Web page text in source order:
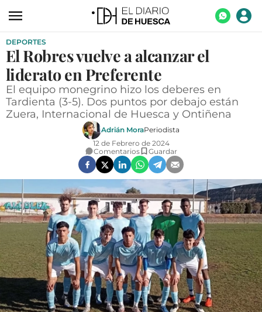
ACTUALIDAD
ECONOMÍA
TECNOLOGÍA
TURISMO
AGROALIMENTACIÓN
SOCIEDAD
OPINIÓN
GALERÍAS
VÍDEOS
CONTACTAR
FIESTAS EN EL ALTO ARAGÓN
DEPORTES
El Robres vuelve a alcanzar el
liderato en Preferente
El equipo monegrino hizo los deberes en
Tardienta (3-5). Dos puntos por debajo están
Zuera, Internacional de Huesca y Ontiñena
Adrián MoraPeriodista
12 de Febrero de 2024
Comentarios
Guardar